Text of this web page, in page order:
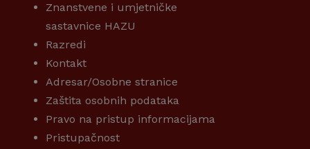
Znanstvene i umjetničke
sastavnice HAZU
Razredi
Kontakt
Adresar/Osobne stranice
Zaštita osobnih podataka
Pravo na pristup informacijama
Pristupačnost